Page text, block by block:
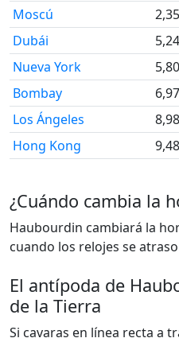
Moscú
Dubái
Nueva York
Bombay
Los Ángeles
Hong Kong
¿Cuándo cambia la
Haubourdin cambiará la
cuando los relojes se
El antípoda de
de la Tierra
Si cavaras en línea recta a